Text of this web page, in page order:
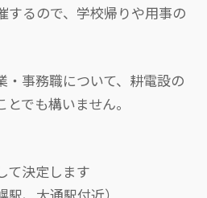
するので、学校帰りや用事の
・事務職について、耕電設の
でも構いません。
て決定します